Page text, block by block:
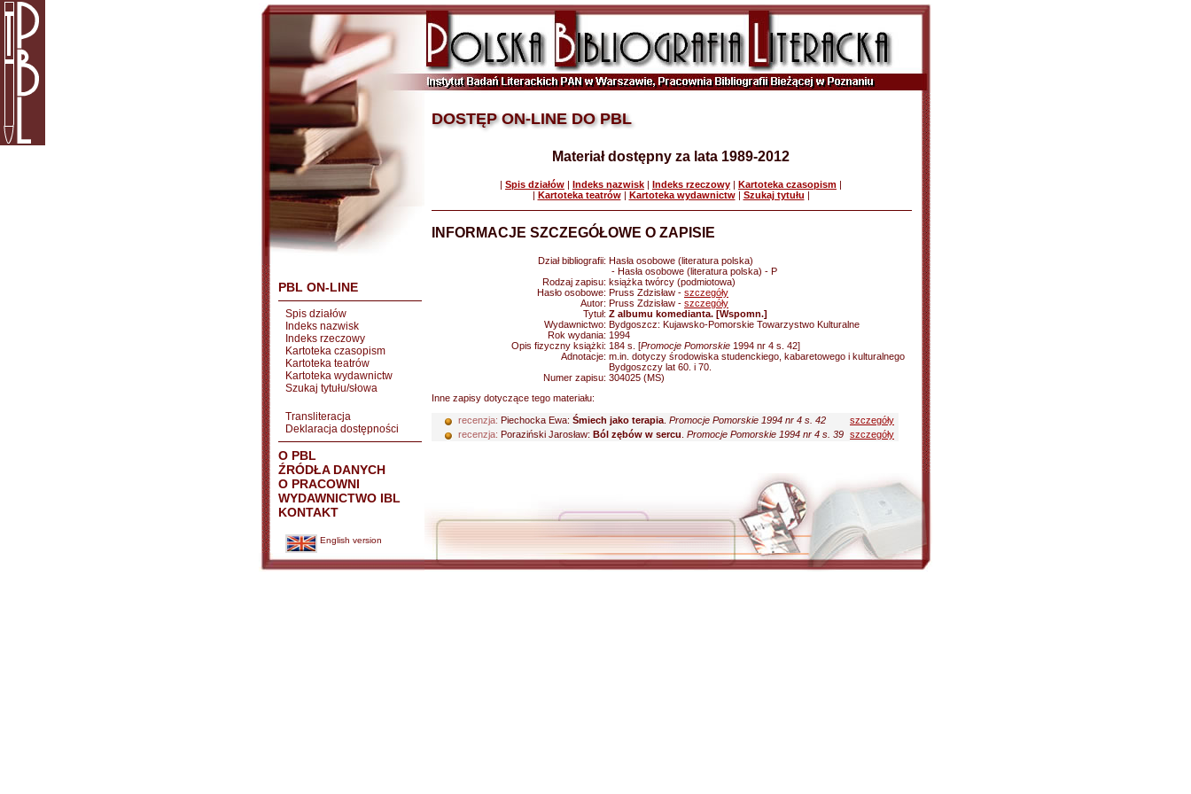
PBL ON-LINE
Spis działów
Indeks nazwisk
Indeks rzeczowy
Kartoteka czasopism
Kartoteka teatrów
Kartoteka wydawnictw
Szukaj tytułu/słowa
Transliteracja
Deklaracja dostępności
O PBL
ŹRÓDŁA DANYCH
O PRACOWNI
WYDAWNICTWO IBL
KONTAKT
English version
DOSTĘP ON-LINE DO PBL
Materiał dostępny za lata 1989-2012
| Spis działów | Indeks nazwisk | Indeks rzeczowy | Kartoteka czasopism |
| Kartoteka teatrów| Kartoteka wydawnictw| Szukaj tytułu |
INFORMACJE SZCZEGÓŁOWE O ZAPISIE
Dział bibliografii: Hasła osobowe (literatura polska)
- Hasła osobowe (literatura polska) - P
Rodzaj zapisu: książka twórcy (podmiotowa)
Hasło osobowe: Pruss Zdzisław - szczegóły
Autor: Pruss Zdzisław - szczegóły
Tytuł: Z albumu komedianta. [Wspomn.]
Wydawnictwo: Bydgoszcz: Kujawsko-Pomorskie Towarzystwo Kulturalne
Rok wydania: 1994
Opis fizyczny książki: 184 s. [Promocje Pomorskie 1994 nr 4 s. 42]
Adnotacje: m.in. dotyczy środowiska studenckiego, kabaretowego i kulturalnego
Bydgoszczy lat 60. i 70.
Numer zapisu: 304025 (MS)
Inne zapisy dotyczące tego materiału:
recenzja: Piechocka Ewa: Śmiech jako terapia Promocje Pomorskie 1994 nr 4 s. 42
szczegóły
recenzja: Poraziński Jarosław: Ból zębów w sercu Promocje Pomorskie 1994 nr 4 s. 39 szczegóły